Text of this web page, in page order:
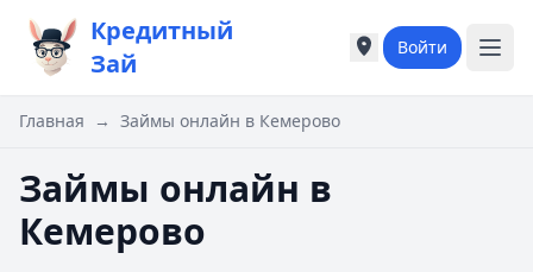
Кредитный
Зай
Города России
Города России
Войти
Главная → Займы онлайн в Кемерово
Займы онлайн в
Кемерово